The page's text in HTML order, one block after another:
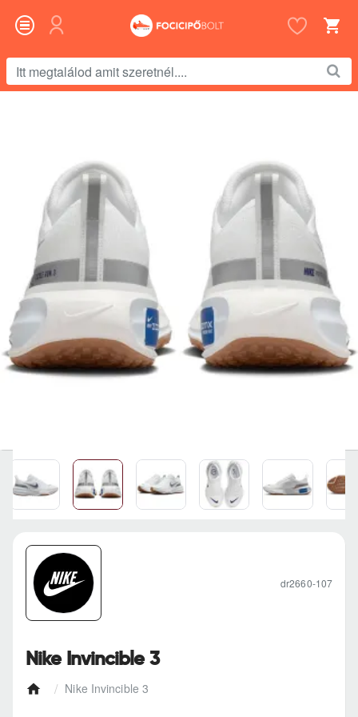
megtalálod
Nike Invincible 3
Nike Invincible 3
dr2660-107